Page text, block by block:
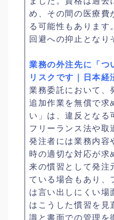
め、その間の医療費
る可能性もあります
回避への抑止となり
業務の外注先に「つ
リスクです｜日本経
業務委託において、
追加作業を無償で求
い」は、違反となる
フリーランス法や取
発注者には業務内容
時の適切な対応が求
来の慣習として発注
ている場合もあり、
は言い出しにくい場
はこうした慣習を見
識と書面での管理を